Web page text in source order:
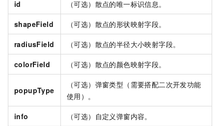
id （可选）散点的唯一标识信息。
shapeField （可选）散点的形状映射字段。
radiusField （可选）散点的半径大小映射字段。
colorField （可选）散点的颜色映射字段。
popupType
（可选）弹窗类型（需要搭配二次开发功能
使用）。
info （可选）自定义弹窗内容。